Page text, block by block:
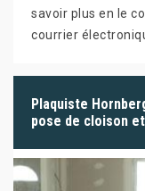
savoir plus en le
courrier
Plaquiste
pose de cloison